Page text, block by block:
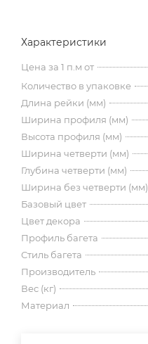
Характеристики
Цена за 1 п.м от
Количество в упаковке
Длина рейки (мм)
Ширина профиля (мм)
Высота профиля (мм)
Ширина четверти (мм)
Глубина четверти (мм)
Ширина без четверти (мм)
Базовый цвет
Цвет декора
Профиль багета
Стиль багета
Производитель
Вес (кг)
Материал